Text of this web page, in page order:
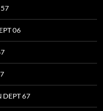
57
06
DEPT 67